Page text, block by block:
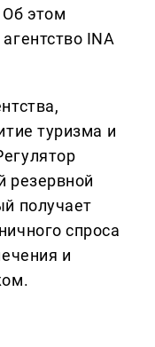
этом
INA
туризма и
резервной
получает
спроса
и